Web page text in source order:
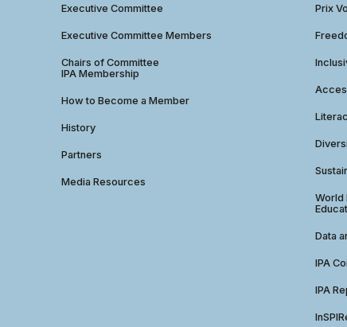
Executive Committee
Executive Committee Members
Chairs of Committee
IPA Membership
How to Become a Member
History
Partners
Media Resources
Prix
World
Data
IPA
IPA